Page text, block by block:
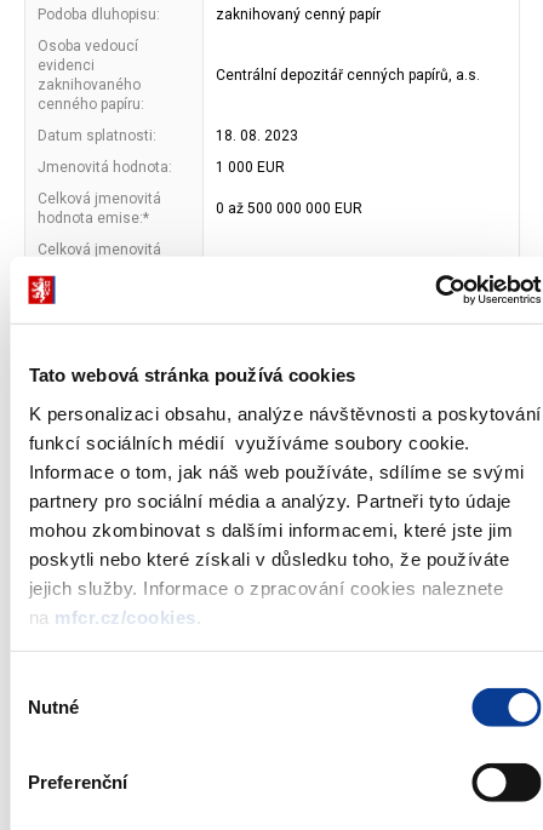
Tato webová stránka používá cookies
K personalizaci obsahu, analýze návštěvnosti a poskytování
funkcí sociálních médií využíváme soubory cookie.
Informace o tom, jak náš web používáte, sdílíme se svými
partnery pro sociální média a analýzy. Partneři tyto údaje
mohou zkombinovat s dalšími informacemi, které jste jim
poskytli nebo které získali v důsledku toho, že používáte
jejich služby. Informace o zpracování cookies naleznete
na mfcr.cz/cookies
souhlasu
Nutné
Preferenční
Podoba dluhopisu:
zaknihovaný cenný papír
Osoba vedoucí
evidenci
zaknihovaného
cenného papíru:
Centrální depozitář cenných papírů, a.s.
Datum splatnosti:
18. 08. 2023
Jmenovitá hodnota:
1 000 EUR
Celková jmenovitá
hodnota emise:*
0 až 500 000 000 EUR
Celková jmenovitá
aukce:*
Datum aukce:
15. 02. 2023
Uzávěrka příjmu
Typ aukce: americká aukce
Způsob zadávání
objednávek:
na výnosu v procentech p.a. na tři
desetinná místa prostřednictvím funkce
AUPD v systému Bloomberg
Organizátor aukce:
Česká národní banka
Ministerstvo financí, Centrální depozitář
cenných papírů, a.s.
Státní pokladniční poukázky jsou vydávány a prodávány podle
Pravidel pro primární prodej státních dluhopisů organizovaný
* Ministerstvo financí si vyhrazuje právo změnit celkovou